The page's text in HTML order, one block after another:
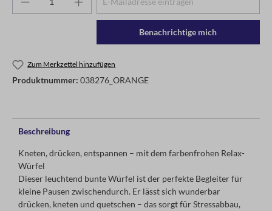
Benachrichtige mich
Zum Merkzettel hinzufügen
Produktnummer: 038276_ORANGE
Beschreibung
Kneten, drücken, entspannen – mit dem farbenfrohen Relax-
Würfel
Dieser leuchtend bunte Würfel ist der perfekte Begleiter für
kleine Pausen zwischendurch. Er lässt sich wunderbar
drücken, kneten und quetschen – das sorgt für Stressabbau,